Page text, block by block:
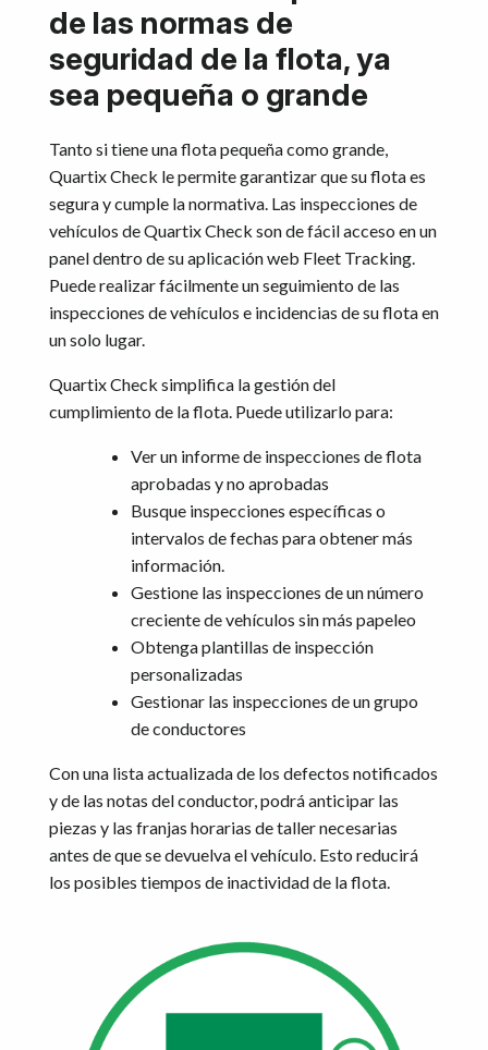
de las normas de
seguridad de la flota, ya
sea pequeña o grande
Tanto si tiene una flota pequeña como grande,
Quartix Check le permite garantizar que su flota es
segura y cumple la normativa. Las inspecciones de
vehículos de Quartix Check son de fácil acceso en un
panel dentro de su aplicación web Fleet Tracking.
Puede realizar fácilmente un seguimiento de las
inspecciones de vehículos e incidencias de su flota en
un solo lugar.
Quartix Check simplifica la gestión del
cumplimiento de la flota. Puede utilizarlo para:
Ver un informe de inspecciones de flota
aprobadas y no aprobadas
Busque inspecciones específicas o
intervalos de fechas para obtener más
información.
Gestione las inspecciones de un número
creciente de vehículos sin más papeleo
Obtenga plantillas de inspección
personalizadas
Gestionar las inspecciones de un grupo
de conductores
Con una lista actualizada de los defectos notificados
y de las notas del conductor, podrá anticipar las
piezas y las franjas horarias de taller necesarias
antes de que se devuelva el vehículo. Esto reducirá
los posibles tiempos de inactividad de la flota.